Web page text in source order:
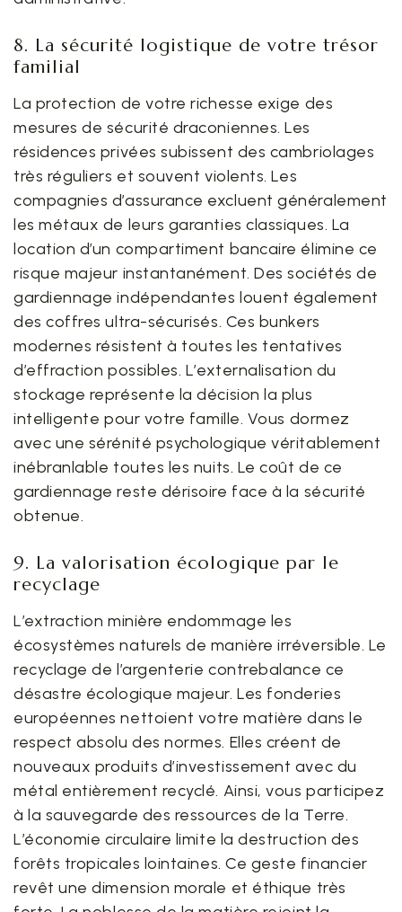
8. La sécurité logistique de votre trésor
familial
La protection de votre richesse exige des
mesures de sécurité draconiennes. Les
résidences privées subissent des cambriolages
très réguliers et souvent violents. Les
compagnies d’assurance excluent généralement
les métaux de leurs garanties classiques. La
location d’un compartiment bancaire élimine ce
risque majeur instantanément. Des sociétés de
gardiennage indépendantes louent également
des coffres ultra-sécurisés. Ces bunkers
modernes résistent à toutes les tentatives
d’effraction possibles. L’externalisation du
stockage représente la décision la plus
intelligente pour votre famille. Vous dormez
avec une sérénité psychologique véritablement
inébranlable toutes les nuits. Le coût de ce
gardiennage reste dérisoire face à la sécurité
obtenue.
9. La valorisation écologique par le
recyclage
L’extraction minière endommage les
écosystèmes naturels de manière irréversible. Le
recyclage de l’argenterie contrebalance ce
désastre écologique majeur. Les fonderies
européennes nettoient votre matière dans le
respect absolu des normes. Elles créent de
nouveaux produits d’investissement avec du
métal entièrement recyclé. Ainsi, vous participez
à la sauvegarde des ressources de la Terre.
L’économie circulaire limite la destruction des
forêts tropicales lointaines. Ce geste financier
revêt une dimension morale et éthique très